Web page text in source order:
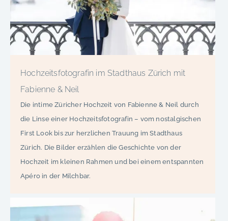
Hochzeitsfotografin im Stadthaus Zürich mit
Fabienne & Neil
Die intime Züricher Hochzeit von Fabienne & Neil durch
die Linse einer Hochzeitsfotografin – vom nostalgischen
First Look bis zur herzlichen Trauung im Stadthaus
Zürich. Die Bilder erzählen die Geschichte von der
Hochzeit im kleinen Rahmen und bei einem entspannten
Apéro in der Milchbar.